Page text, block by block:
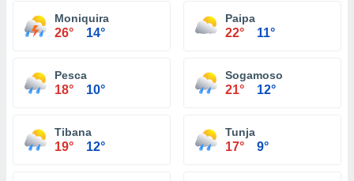
Moniquira
26° 14°
Paipa
22° 11°
Pesca
18° 10°
Sogamoso
21° 12°
Tibana
19° 12°
Tunja
17° 9°